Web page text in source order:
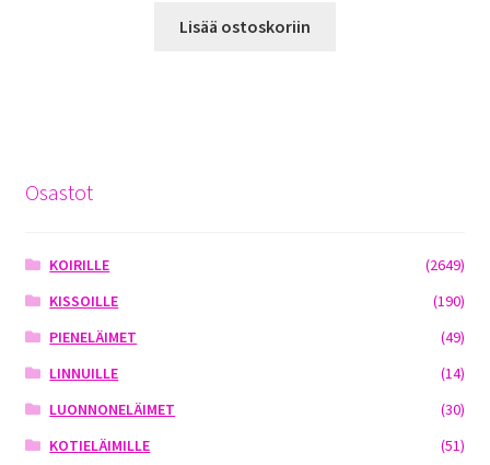
Lisää ostoskoriin
Osastot
KOIRILLE
(2649)
KISSOILLE
(190)
PIENELÄIMET
(49)
LINNUILLE
(14)
LUONNONELÄIMET
(30)
KOTIELÄIMILLE
(51)